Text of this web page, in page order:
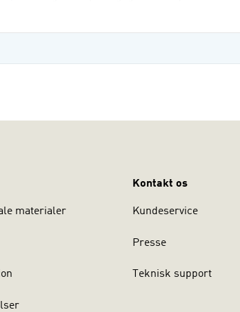
materialer
Kontakt os
Kundeservice
Presse
Teknisk support